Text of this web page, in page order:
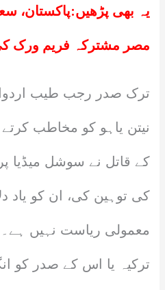
یہ بھی پڑھیں:پاکستان،
مصر مشترکہ فریم ورک
ترک صدر رجب طیب
نیتن یاہو کو مخاطب
کے قاتل نے سوشل میڈیا
کی توہین کی، ان کو یاد
معمولی ریاست نہیں
ترکیہ یا اس کے صدر کو